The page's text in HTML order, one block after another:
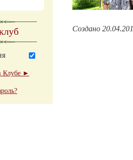
Клубе ►
Создано